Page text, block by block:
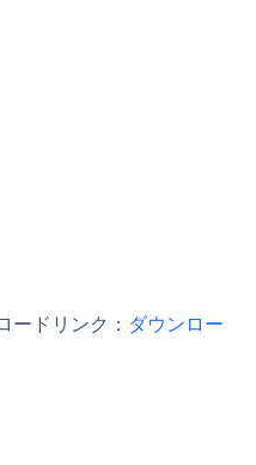
ードリンク： ダウンロー